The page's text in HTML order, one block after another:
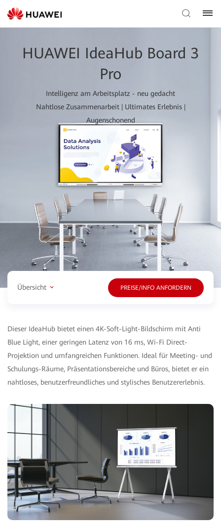
HUAWEI IdeaHub Board 3
Pro
Intelligenz am Arbeitsplatz - neu gedacht
Nahtlose Zusammenarbeit | Ultimates Erlebnis |
Augenschonend
Übersicht PREISE/INFO ANFORDERN
Dieser IdeaHub bietet einen 4K-Soft-Light-Bildschirm mit Anti
Blue Light, einer geringen Latenz von 16 ms, Wi-Fi Direct-
Projektion und umfangreichen Funktionen. Ideal für Meeting- und
Schulungs-Räume, Präsentationsbereiche und Büros, bietet er ein
nahtloses, benutzerfreundliches und stylisches Benutzererlebnis.